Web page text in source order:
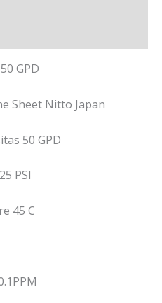
GPD
Sheet Nitto Japan
50 GPD
PSI
45 C